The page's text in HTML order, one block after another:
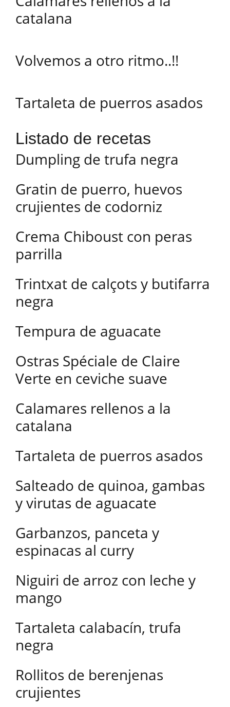
catalana
Volvemos a otro ritmo..!!
Tartaleta de puerros asados
Listado de recetas
Dumpling de trufa negra
Gratin de puerro, huevos
crujientes de codorniz
Crema Chiboust con peras
parrilla
Trintxat de calçots y butifarra
negra
Tempura de aguacate
Ostras Spéciale de Claire
Verte en ceviche suave
Calamares rellenos a la
catalana
Tartaleta de puerros asados
Salteado de quinoa, gambas
y virutas de aguacate
Garbanzos, panceta y
espinacas al curry
Niguiri de arroz con leche y
mango
Tartaleta calabacín, trufa
negra
Rollitos de berenjenas
crujientes